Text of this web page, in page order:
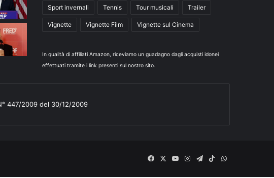
Sport invernali Tennis Tour musicali Trailer
Vignette Vignette Film Vignette sul Cinema
In qualità di affiliati Amazon, riceviamo un guadagno dagli acquisti idonei
effettuati tramite i link presenti sul nostro sito.
447/2009 del 30/12/2009
Facebook
X
YouInstagram
Telegram
TikTokWhatsApp